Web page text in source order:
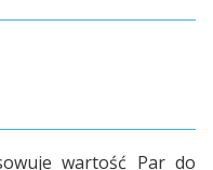
wartość Par do